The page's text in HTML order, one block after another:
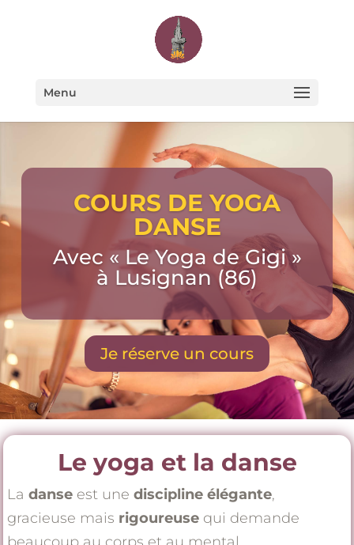
Menu
COURS DE YOGA
DANSE
Avec « Le Yoga de Gigi »
à Lusignan (86)
Je réserve un cours
Le yoga et la danse
Ladanse est unediscipline élégante,
gracieuse mais rigoureuse qui demande